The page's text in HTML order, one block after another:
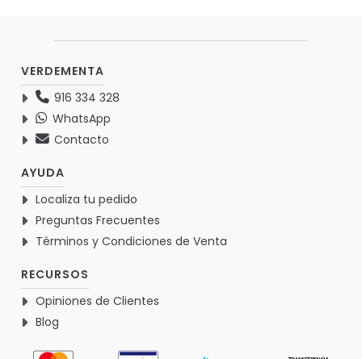
VERDEMENTA
916 334 328
WhatsApp
Contacto
AYUDA
Localiza tu pedido
Preguntas Frecuentes
Términos y Condiciones de Venta
RECURSOS
Opiniones de Clientes
Blog